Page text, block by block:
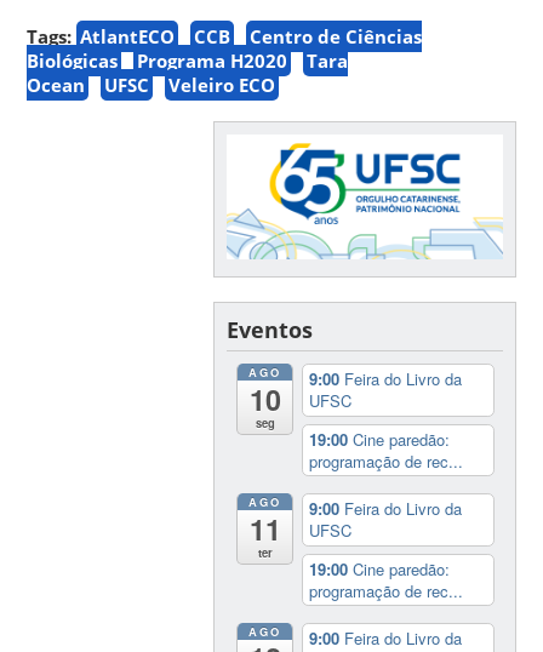
Tags: AtlantECO CCB
Centro de Ciências
Biológicas
Programa H2020
Tara
Ocean
UFSC Veleiro ECO
Eventos
AGO
10
seg
9:00 Feira do Livro da
UFSC
19:00Cine paredão:
programação de rec...
AGO
11
ter
9:00 Feira do Livro da
UFSC
19:00Cine paredão:
programação de rec...
AGO 9:00 Feira do Livro da